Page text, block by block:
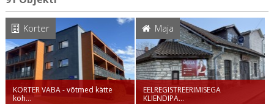
Korter
KORTER VABA - võtmed kätte
koh...
Maja
EELREGISTREERIMISEGA
KLIENDIPÄ...